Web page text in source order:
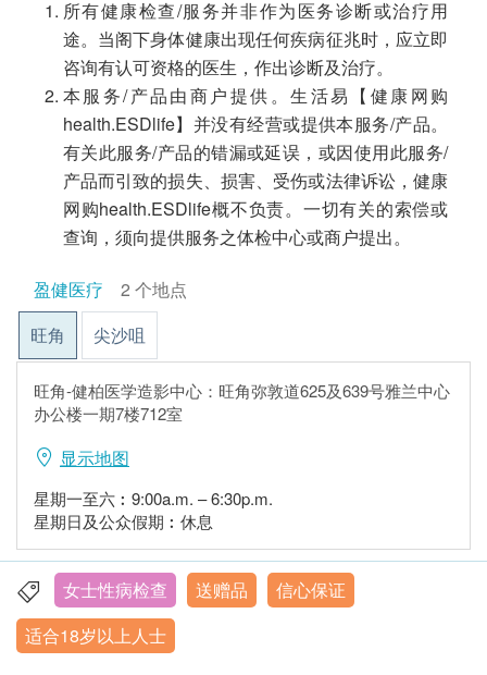
所有健康检查/服务并非作为医务诊断或治疗用
途。当阁下身体健康出现任何疾病征兆时，应立即
咨询有认可资格的医生，作出诊断及治疗。
本服务/产品由商户提供。生活易【健康网购
health.ESDlife】并没有经营或提供本服务/产品。
有关此服务/产品的错漏或延误，或因使用此服务/
产品而引致的损失、损害、受伤或法律诉讼，健康
网购health.ESDlife概不负责。一切有关的索偿或
查询，须向提供服务之体检中心或商户提出。
盈健医疗
2 个地点
旺角
尖沙咀
旺角-健柏医学造影中心：旺角弥敦道625及639号雅兰中心
办公楼一期7楼712室
显示地图
星期一至六︰9:00a.m. – 6:30p.m.
星期日及公众假期︰休息
女士性病检查 送赠品
信心保证
适合18岁以上人士